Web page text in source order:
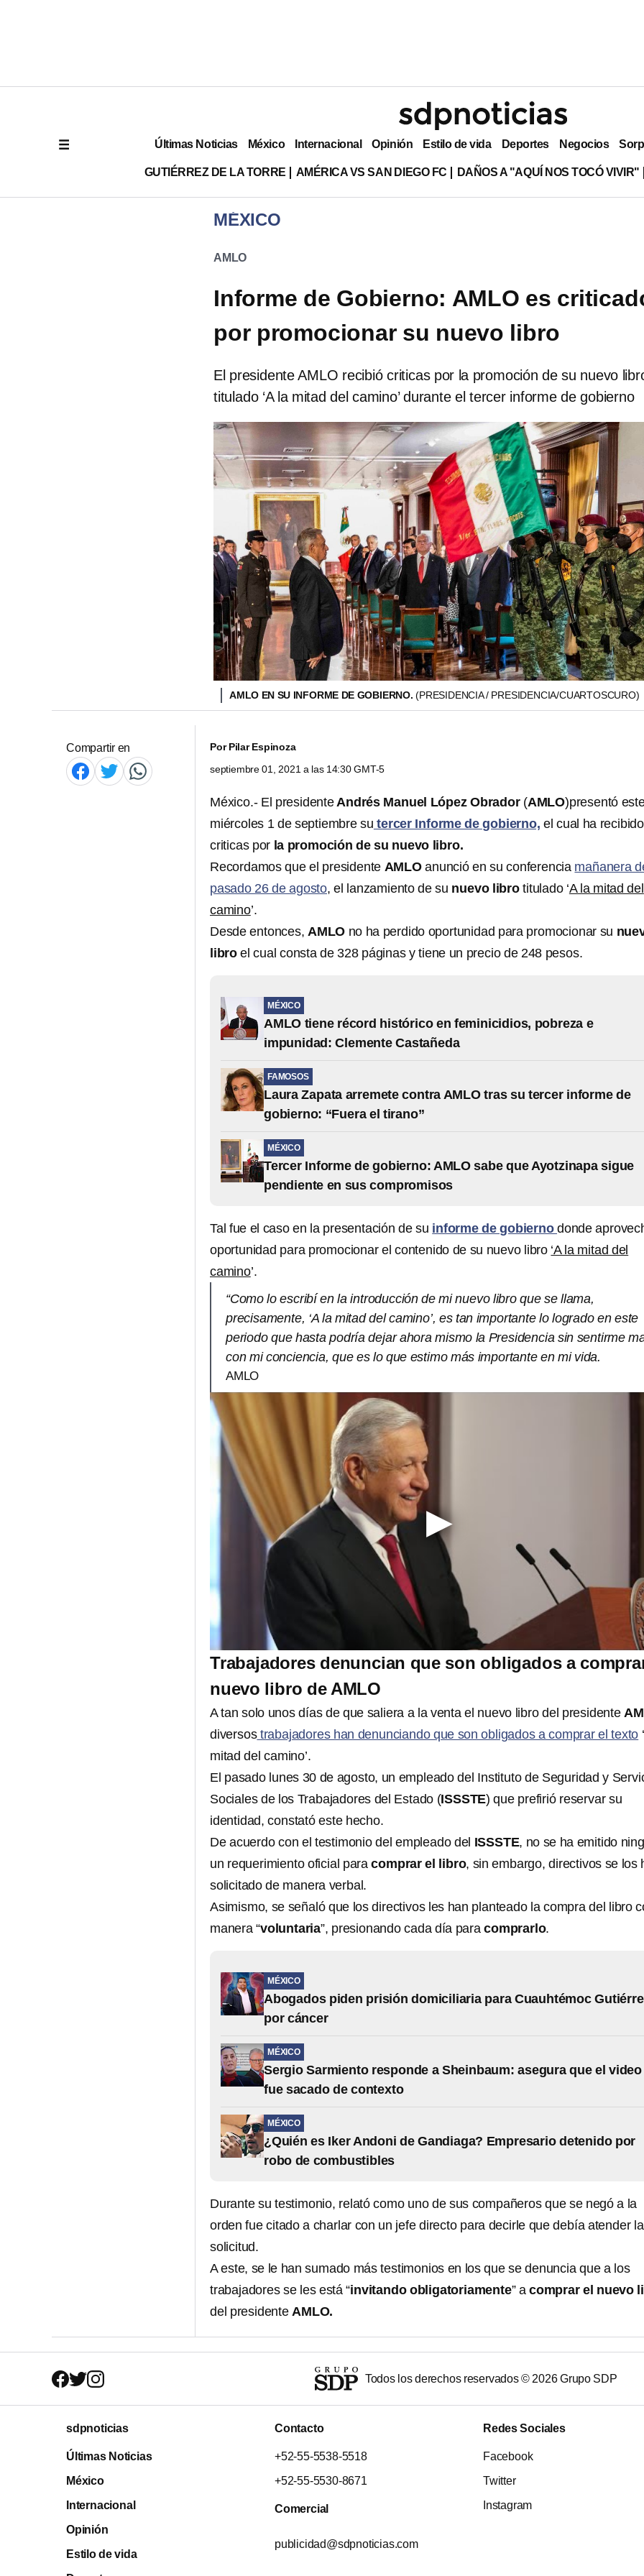
Últimas Noticias México Internacional Opinión Estilo de vida Deportes Negocios
GUTIÉRREZ DE LA TORRE AMÉRICA VS SAN DIEGO FC DAÑOS A "AQUÍ NOS TOCÓ VIVIR"
MÉXICO
AMLO
Informe de Gobierno: AMLO es
por promocionar su nuevo libro
El presidente AMLO recibió criticas por la promoción de su nuevo
titulado ‘A la mitad del camino’ durante el tercer informe de gobierno
AMLO EN SU INFORME DE GOBIERNO.(PRESIDENCIA / PRESIDENCIA/CUARTOSCURO)
Compartir en PorPilar Espinoza
septiembre 01, 2021 a las 14:30 GMT-5
México.- El presidenteAndrés Manuel López Obrador (AMLO)presentó
miércoles 1 de septiembre su tercer Informe de gobierno, el cual ha recibido
criticas por la promoción de su nuevo libro.
Recordamos que el presidente AMLOanunció en su conferencia mañanera
pasado 26 de agosto, el lanzamiento de su nuevo librotitulado ‘A la mitad del
camino’.
Desde entonces, AMLO no ha perdido oportunidad para promocionar su
libroel cual consta de 328 páginas y tiene un precio de 248 pesos.
MÉXICO
AMLO tiene récord histórico en feminicidios, pobreza e
impunidad: Clemente Castañeda
FAMOSOS
Laura Zapata arremete contra AMLO tras su tercer informe de
gobierno: “Fuera el tirano”
MÉXICO
Tercer Informe de gobierno: AMLO sabe que Ayotzinapa sigue
pendiente en sus compromisos
Tal fue el caso en la presentación de su informe de gobiernodonde
oportunidad para promocionar el contenido de su nuevo libro ‘A la mitad del
camino’.
“Como lo escribí en la introducción de mi nuevo libro que se llama,
precisamente, ‘A la mitad del camino’, es tan importante lo logrado en este
periodo que hasta podría dejar ahora mismo la Presidencia sin sentirme
con mi conciencia, que es lo que estimo más importante en mi vida.
AMLO
Trabajadores denuncian que son obligados a
nuevo libro de AMLO
A tan solo unos días de que saliera a la venta el nuevo libro del presidente
diversostrabajadores han denunciando que son obligados a comprar el texto
mitad del camino’.
El pasado lunes 30 de agosto, un empleado del Instituto de Seguridad y
Sociales de los Trabajadores del Estado (ISSSTE) que prefirió reservar su
identidad, constató este hecho.
De acuerdo con el testimonio del empleado del ISSSTE, no se ha emitido
un requerimiento oficial paracomprar el libro, sin embargo, directivos se los
solicitado de manera verbal.
Asimismo, se señaló que los directivos les han planteado la compra del libro
manera “voluntaria”, presionando cada día paracomprarlo.
MÉXICO
Abogados piden prisión domiciliaria para Cuauhtémoc
por cáncer
MÉXICO
Sergio Sarmiento responde a Sheinbaum: asegura que el video
fue sacado de contexto
MÉXICO
¿Quién es Iker Andoni de Gandiaga? Empresario detenido por
robo de combustibles
Durante su testimonio, relató como uno de sus compañeros que se negó a la
orden fue citado a charlar con un jefe directo para decirle que debía atender la
solicitud.
A este, se le han sumado más testimonios en los que se denuncia que a los
trabajadores se les está “invitando obligatoriamente” acomprar el nuevo
del presidenteAMLO.
Todos los derechos reservados © 2026Grupo SDP
sdpnoticias
Últimas Noticias
México
Internacional
Opinión
Estilo de vida
Contacto
+52-55-5538-5518
+52-55-5530-8671
Comercial
publicidad@sdpnoticias.com
Redes Sociales
Facebook
Twitter
Instagram